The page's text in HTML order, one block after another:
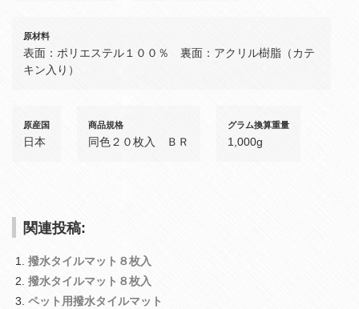
原材料
表面：ポリエステル１００％ 裏面：アクリル樹脂（カテ
キン入り）
原産国
日本
商品規格
同色２０枚入 ＢＲ
グラム換算重量
1,000g
関連投稿:
撥水タイルマット８枚入
撥水タイルマット８枚入
ペット用撥水タイルマット